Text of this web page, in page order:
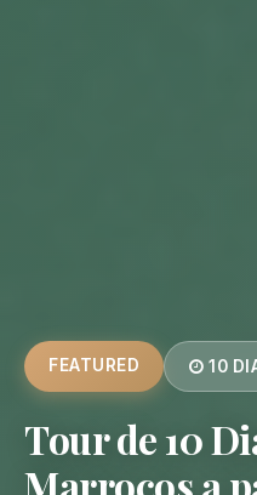
FEATURED 10
Tour de 10
Marrocos a